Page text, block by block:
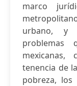
marco
urbano, y
problemas
tenencia de
pobreza,